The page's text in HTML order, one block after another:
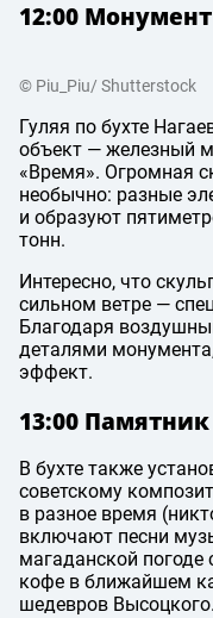
12:00
© Piu_Piu/ Shutterstock
Гуляя по бухте
объект — железный
«Время». Огромная
необычно: разные
и образуют
тонн.
Интересно, что
сильном ветре —
Благодаря
деталями
эффект.
13:00
В бухте также
советскому
в разное время
включают песни
магаданской погоде
кофе в ближайшем
шедевров Высоцкого.